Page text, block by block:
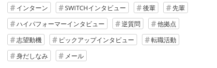
インターン
SWITCHインタビュー 後輩
先輩
ハイパフォーマーインタビュー
逆質問
他拠点
志望動機
ピックアップインタビュー
転職活動
身だしなみ
メール